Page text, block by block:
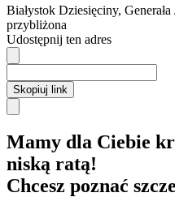
Białystok Dziesięciny,
przybliżona
Udostępnij ten adres
Skopiuj link
Mamy dla Ciebie
niską ratą!
Chcesz poznać